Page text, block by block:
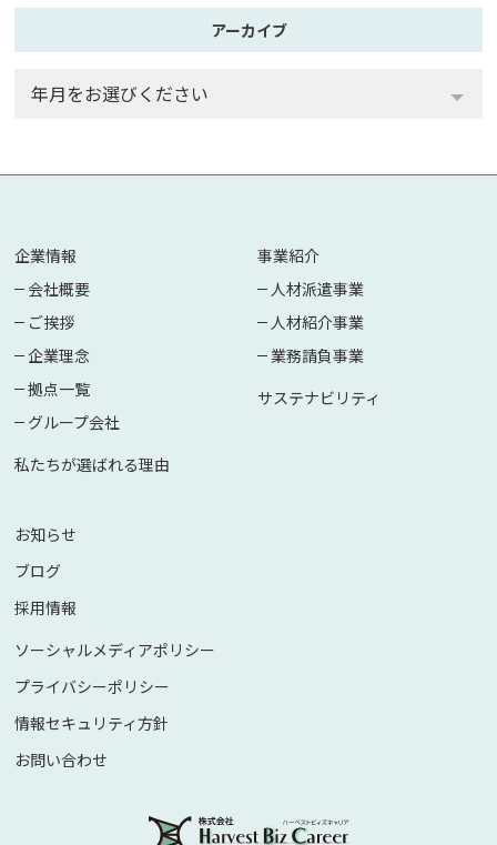
アーカイブ
企業情報
会社概要
ご挨拶
企業理念
拠点一覧
グループ会社
私たちが選ばれる理由
事業紹介
人材派遣事業
人材紹介事業
業務請負事業
サステナビリティ
お知らせ
ブログ
採用情報
ソーシャルメディアポリシー
プライバシーポリシー
情報セキュリティ方針
お問い合わせ